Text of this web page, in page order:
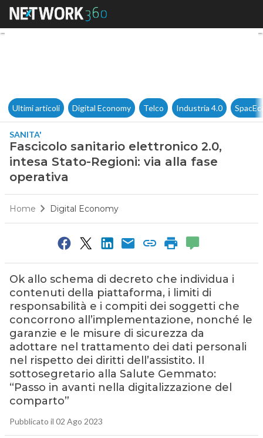
Fascicolo sanitario
Ultimi articoli Digital Economy Telco Industria 4.0
SANITA'
Fascicolo sanitario elettronico 2.0,
intesa Stato-Regioni: via alla fase
operativa
Home Digital Economy
Ok allo schema di decreto che individua i
contenuti della piattaforma, i limiti di
responsabilità e i compiti dei soggetti che
concorrono all’implementazione, nonché le
garanzie e le misure di sicurezza da
adottare nel trattamento dei dati personali
nel rispetto dei diritti dell’assistito. Il
sottosegretario alla Salute Gemmato:
“Passo in avanti nella digitalizzazione del
comparto”
Pubblicato il 02 Ago 2023